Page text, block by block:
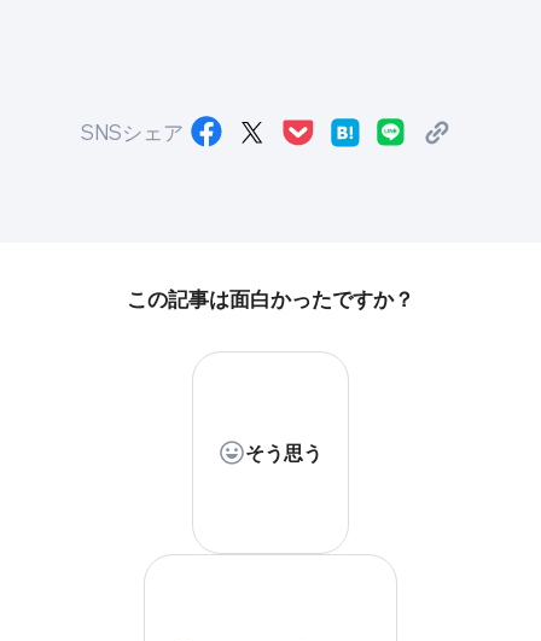
SNSシェア
この記事は面白かったですか？
そう思う